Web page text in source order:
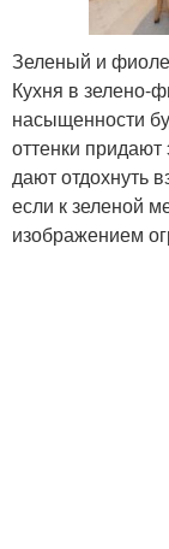
Зеленый и
Кухня в зелено-
насыщенности
оттенки
дают отдохнуть
если к зеленой
изображением